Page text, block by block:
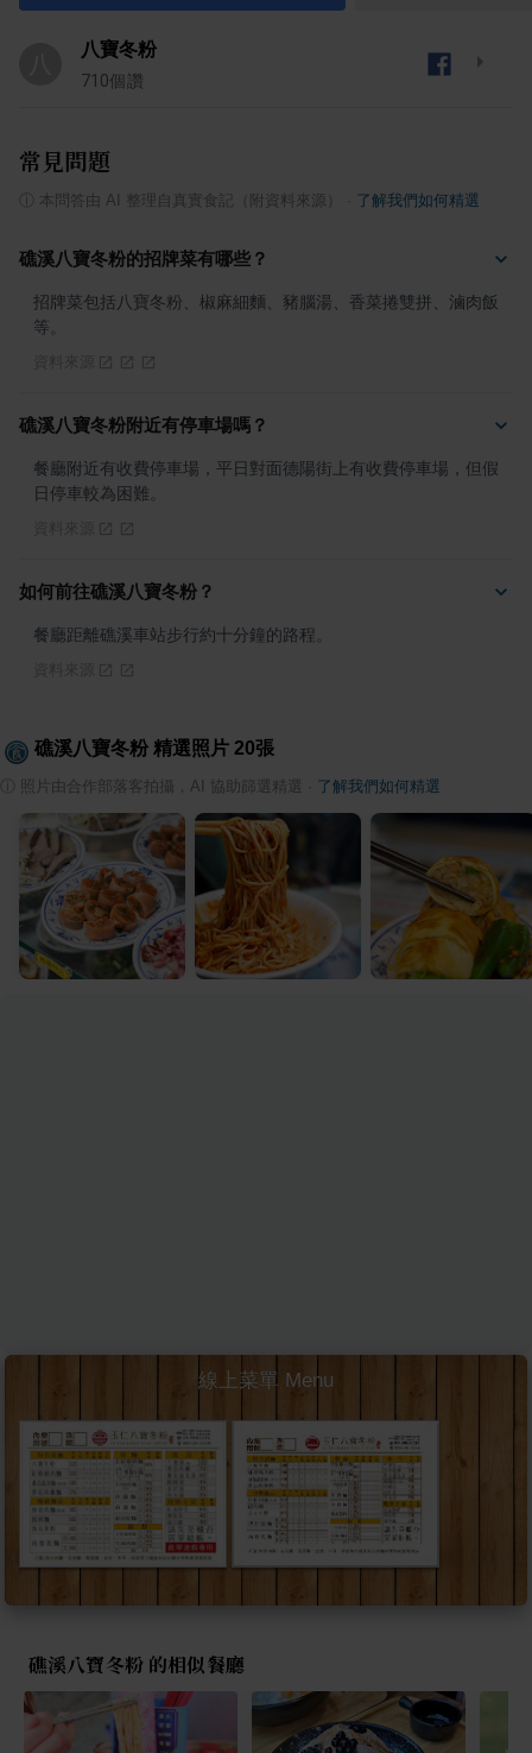
八寶冬粉
710個讚
常見問題
本問答由 AI 整理自真實食記（附資料來源） 了解我們如何精選
礁溪八寶冬粉的招牌菜有哪些？
招牌菜包括八寶冬粉、椒麻細麵、豬腦湯、香菜捲雙拼、滷肉飯
等。
礁溪八寶冬粉附近有停車場嗎？
餐廳附近有收費停車場，平日對面德陽街上有收費停車場，但假
日停車較為困難。
如何前往礁溪八寶冬粉？
餐廳距離礁溪車站步行約十分鐘的路程。
礁溪八寶冬粉 精選照片 20張
照片由合作部落客拍攝，AI 協助篩選精選 了解我們如何精選
線上菜單 Menu
礁溪八寶冬粉 的相似餐廳